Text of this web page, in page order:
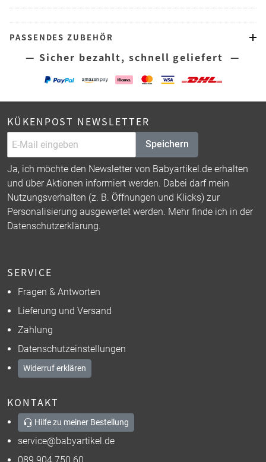
PASSENDES ZUBEHÖR
— Sicher bezahlt, schnell geliefert —
KÜKENPOST NEWSLETTER
Speichern
Ja, ich möchte den Newsletter von Babyartikel.de erhalten
und über Aktionen informiert werden. Dabei darf mein
Nutzungsverhalten (z. B. Öffnungen und Klicks) zur
Personalisierung ausgewertet werden. Mehr finde ich in der
Datenschutzerklärung.
SERVICE
Fragen & Antworten
Lieferung und Versand
Zahlung
Datenschutzeinstellungen
Widerruf erklären
KONTAKT
Hilfe zu meiner Bestellung
service@babyartikel.de